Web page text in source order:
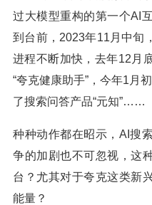
过大模型重构的第一个AI
到台前，2023年11月中旬
进程不断加快，去年12月
“夸克健康助手”，今年1月
了搜索问答产品“元知”……
种种动作都在昭示，AI搜
争的加剧也不可忽视，这
台？尤其对于夸克这类新
能量？